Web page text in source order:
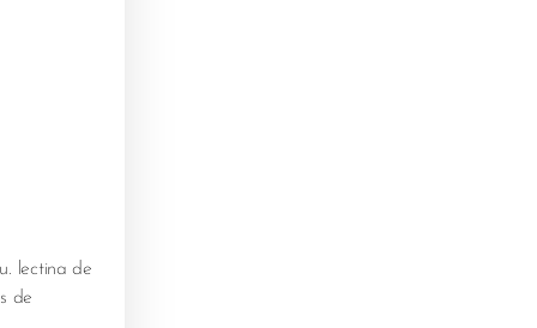
lectina de
de